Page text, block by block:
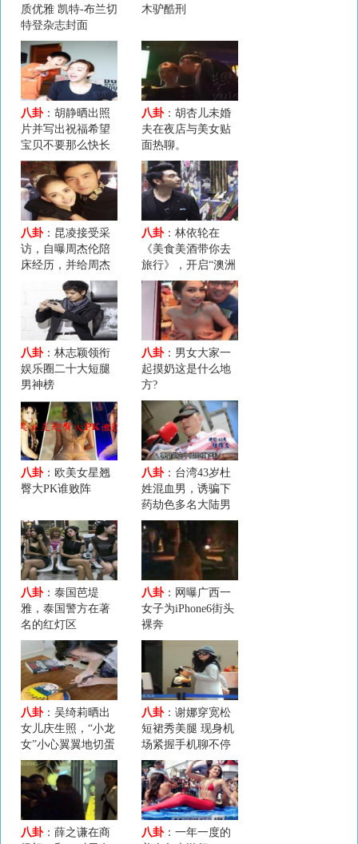
质优雅 凯特-布兰切
特登杂志封面
木驴酷刑
八卦：胡静晒出照
片并写出祝福希望
宝贝不要那么快长
大
八卦：胡杏儿未婚
夫在夜店与美女贴
面热聊。
八卦：昆凌接受采
访，自曝周杰伦陪
床经历，并给周杰
伦打9.9分。
八卦：林依轮在
《美食美酒带你去
旅行》，开启“澳洲
感恩吃货之旅”
八卦：林志颖领衔
娱乐圈二十大短腿
男神榜
八卦：男女大家一
起摸奶这是什么地
方?
八卦：欧美女星翘
臀大PK谁败阵
八卦：台湾43岁杜
姓混血男，诱骗下
药劫色多名大陆男
模特儿
八卦：泰国芭堤
雅，泰国警方在著
名的红灯区
八卦：网曝广西一
女子为iPhone6街头
裸奔
八卦：吴绮莉晒出
女儿庆生照，“小龙
女”小心翼翼地切蛋
糕
八卦：谢娜穿宽松
短裙秀美腿 现身机
场紧握手机聊不停
八卦：薛之谦在商
八卦：一年一度的